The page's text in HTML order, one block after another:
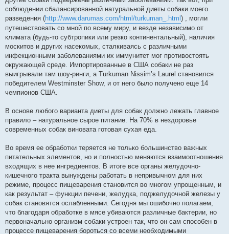
соблюдении сбалансированной натуральной диеты собаки моего
разведения (http://www.darumas.com/html/turkuman_.html ) , могли
путешествовать со мной по всему миру, и везде независимо от
климата (будь-то субтропики или резко континентальный), наличия
москитов и других насекомых, сталкиваясь с различными
инфекционными заболеваниями их иммунитет мог противостоять
окружающей среде. Импортированные в США собаки не раз
выигрывали там шоу-ринги, а Turkuman Nissim’s Laurel становился
победителем Westminster Show, и от него было получено еще 14
чемпионов США.
В основе любого варианта диеты для собак должно лежать главное
правило – натуральное сырое питание. На 70% в нездоровье
современных собак виновата готовая сухая еда.
Во время ее обработки теряется не только большинство важных
питательных элементов, но и полностью меняются взаимоотношения
входящих в нее ингредиентов. В итоге все органы желудочно-
кишечного тракта вынуждены работать в непривычном для них
режиме, процесс пищеварения становится во многом упрощенным, и
как результат – функции печени, желудка, поджелудочной железы у
собак становятся ослабленными. Сегодня мы ошибочно полагаем,
что благодаря обработке в мясе убиваются различные бактерии, но
первоначально организм собаки устроен так, что он сам способен в
процессе пищеварения бороться со всеми необходимыми